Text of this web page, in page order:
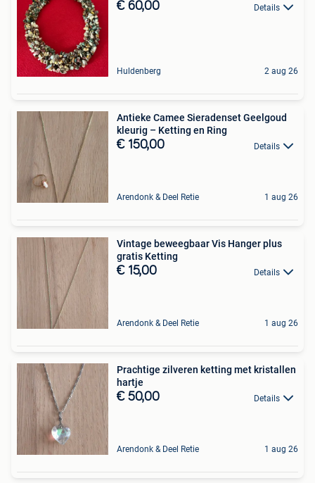
€ 60,00 Details
Huldenberg 2 aug 26
Antieke Camee Sieradenset Geelgoud
kleurig – Ketting en Ring
€ 150,00 Details
Arendonk & Deel Retie 1 aug 26
Vintage beweegbaar Vis Hanger plus
gratis Ketting
€ 15,00 Details
Arendonk & Deel Retie 1 aug 26
Prachtige zilveren ketting met kristallen
hartje
€ 50,00 Details
Arendonk & Deel Retie 1 aug 26